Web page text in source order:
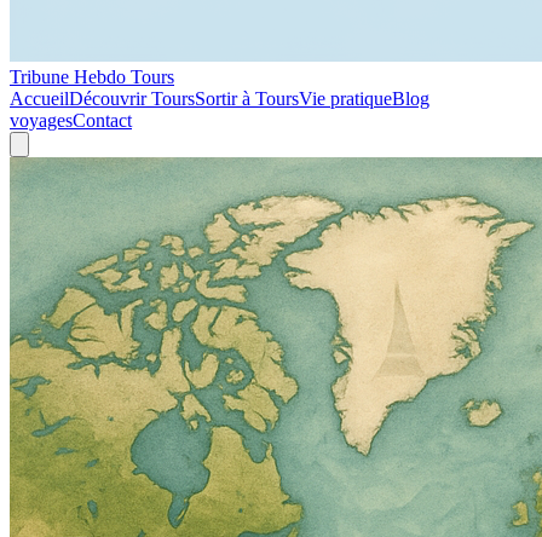
Tribune Hebdo Tours
AccueilDécouvrir ToursSortir à ToursVie pratiqueBlog
voyagesContact